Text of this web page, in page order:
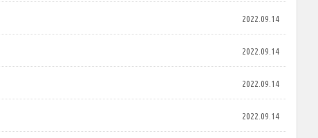
2022.09.14
2022.09.14
2022.09.14
2022.09.14